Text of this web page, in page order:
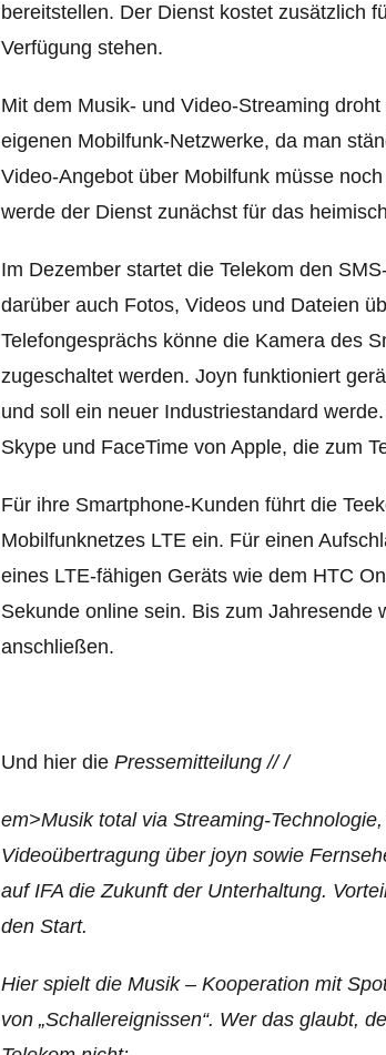
bereitstellen. Der Dienst kostet zusätzlich
Verfügung stehen.
Mit dem Musik- und Video-Streaming
eigenen Mobilfunk-Netzwerke, da man
Video-Angebot über Mobilfunk müsse
werde der Dienst zunächst für das
Im Dezember startet die Telekom den
darüber auch Fotos, Videos und Dateien
Telefongesprächs könne die Kamera des
zugeschaltet werden. Joyn funktioniert
und soll ein neuer Industriestandard
Skype und FaceTime von Apple, die zum
Für ihre Smartphone-Kunden führt die
Mobilfunknetzes LTE ein. Für einen
eines LTE-fähigen Geräts wie dem HTC
Sekunde online sein. Bis zum Jahresende
anschließen.
Und hier die Pressemitteilung // /
em>Musik total via Streaming-
Videoübertragung über joyn sowie
auf IFA die Zukunft der Unterhaltung.
den Start.
Hier spielt die Musik – Kooperation mit
von „Schallereignissen“. Wer das glaubt,